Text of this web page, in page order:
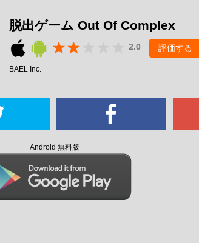
脱出ゲーム Out Of Complex
2.0 評価する
BAEL Inc.
Android 無料版